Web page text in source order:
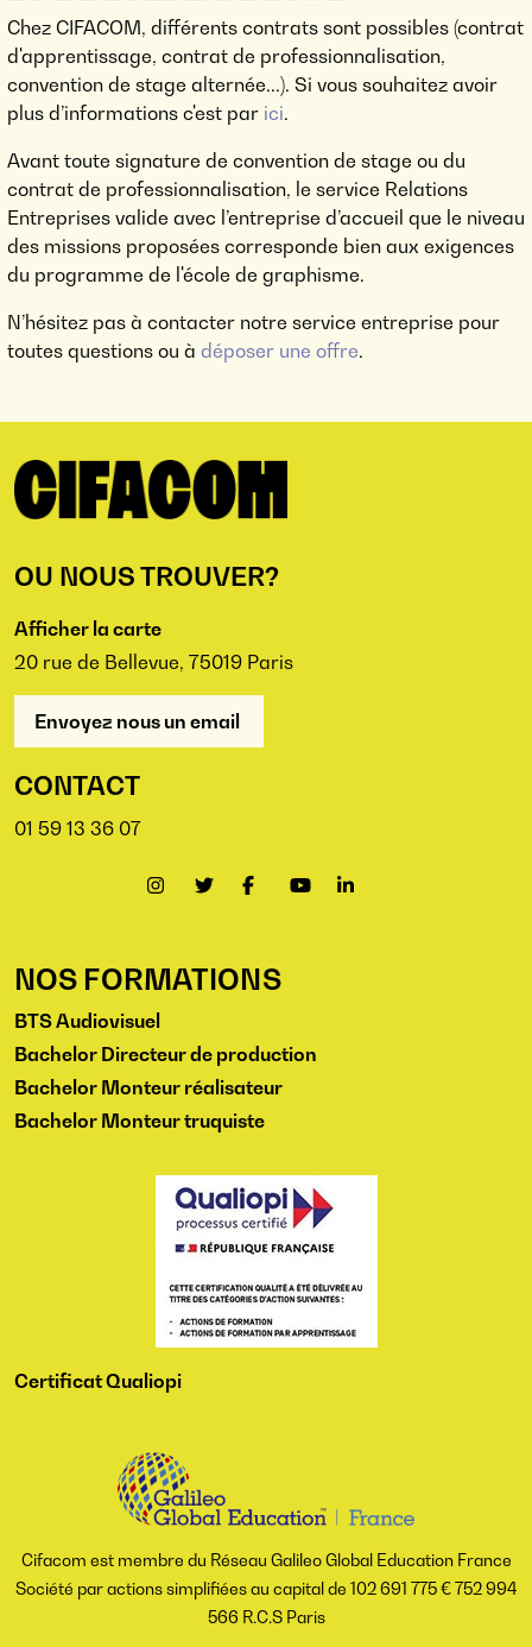
Chez CIFACOM, différents contrats sont possibles (contrat
d'apprentissage, contrat de professionnalisation,
convention de stage alternée...). Si vous souhaitez avoir
plus d’informations c'est par ici.
Avant toute signature de convention de stage ou du
contrat de professionnalisation, le service Relations
Entreprises valide avec l’entreprise d’accueil que le niveau
des missions proposées corresponde bien aux exigences
du programme de l'école de graphisme.
N’hésitez pas à contacter notre service entreprise pour
toutes questions ou à déposer une offre.
OU NOUS TROUVER?
Afficher la carte
20 rue de Bellevue, 75019 Paris
Envoyez nous un email
CONTACT
01 59 13 36 07
NOS FORMATIONS
BTS Audiovisuel
Bachelor Directeur de production
Bachelor Monteur réalisateur
Bachelor Monteur truquiste
Certificat Qualiopi
Cifacom est membre du Réseau Galileo Global Education France
Société par actions simplifiées au capital de 102 691 775 € 752 994
566 R.C.S Paris